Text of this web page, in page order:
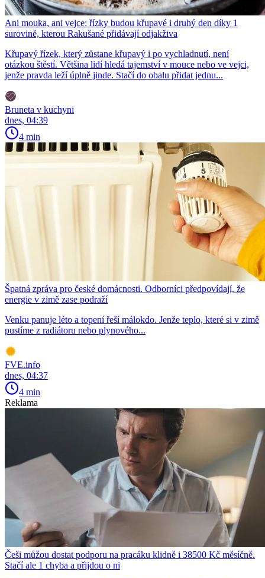
Ani mouka, ani vejce: řízky budou křupavé i druhý den díky 1
surovině, kterou Rakušané přidávají odjakživa
Křupavý řízek, který zůstane křupavý i po vychladnutí, není
otázkou štěstí. Většina lidí hledá tajemství v mouce nebo ve vejci,
jenže pravda leží úplně jinde. Stačí do obalu přidat jednu...
Bruneta v kuchyni
dnes, 04:39
4 min
Špatná zpráva pro české domácnosti. Odborníci předpovídají, že
energie v zimě zase podraží
Venku panuje léto a topení řeší málokdo. Jenže teplo, které si v zimě
pustíme z radiátoru nebo plynového...
FVE.info
dnes, 04:37
4 min
Reklama
Češi můžou dostat podporu na pracáku klidně i 38500 Kč měsíčně.
Stačí ale 1 chyba a přijdou o ni